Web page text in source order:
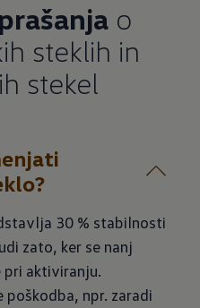
o
steklih in
stekel
30 % stabilnosti
zato, ker se nanj
aktiviranju.
npr. zaradi